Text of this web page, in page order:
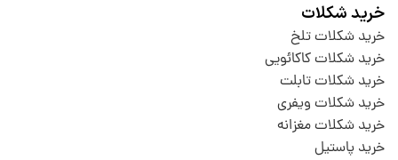
خرید شکلات
خرید شکلات تلخ
خرید شکلات کاکائویی
خرید شکلات تابلت
خرید شکلات ویفری
خرید شکلات مغزانه
خرید پاستیل